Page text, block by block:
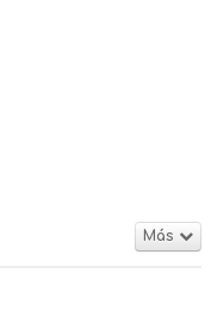
Más